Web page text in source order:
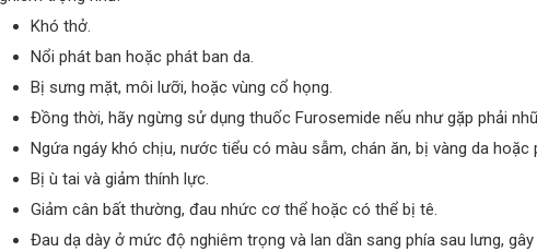
Khó thở.
Nổi phát ban hoặc phát ban da.
Bị sưng mặt, môi lưỡi, hoặc vùng cổ họng.
Đồng thời, hãy ngừng sử dụng thuốc Furosemide nếu như gặp phải
Ngứa ngáy khó chịu, nước tiểu có màu sẫm, chán ăn, bị vàng da
Bị ù tai và giảm thính lực.
Giảm cân bất thường, đau nhức cơ thể hoặc có thể bị tê.
Đau dạ dày ở mức độ nghiêm trọng và lan dần sang phía sau lưng,